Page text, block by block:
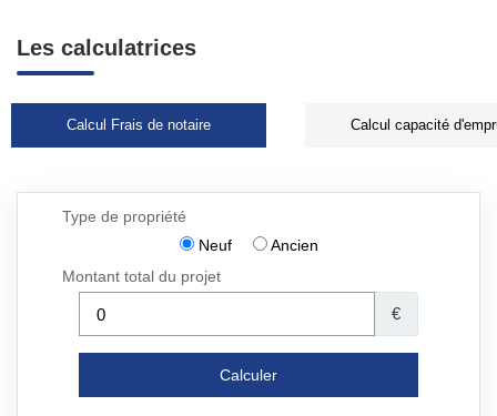
Les calculatrices
Calcul Frais de notaire Calcul capacité